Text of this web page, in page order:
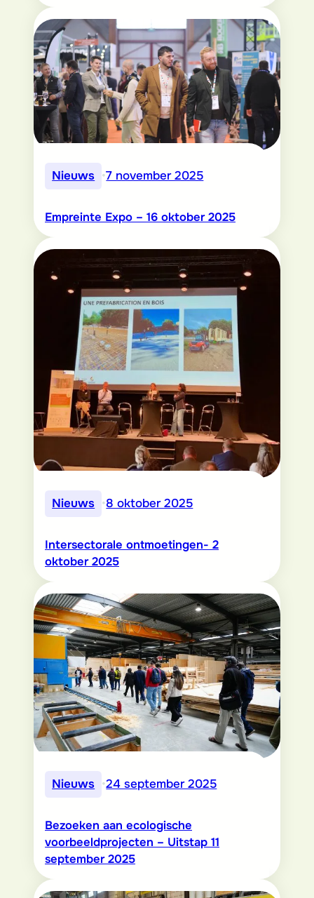
Nieuws •7 november 2025
Empreinte Expo – 16 oktober 2025
Nieuws •8 oktober 2025
Intersectorale ontmoetingen- 2
oktober 2025
Nieuws •24 september 2025
Bezoeken aan ecologische
voorbeeldprojecten – Uitstap 11
september 2025